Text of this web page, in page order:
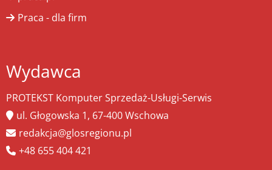
Praca - dla firm
Wydawca
PROTEKST Komputer Sprzedaż-Usługi-Serwis
ul. Głogowska 1, 67-400 Wschowa
redakcja@glosregionu.pl
+48 655 404 421